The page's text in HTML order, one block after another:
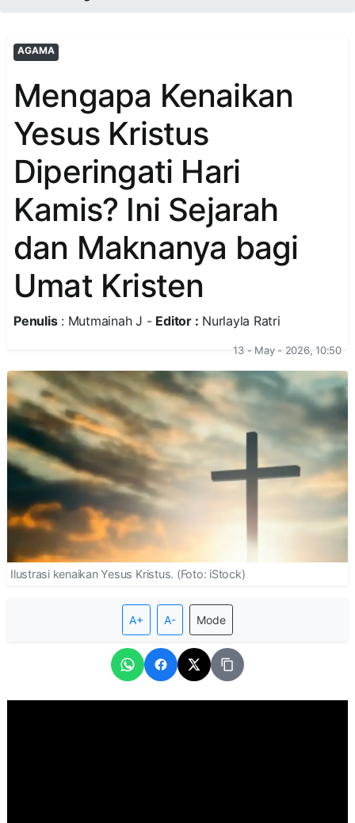
AGAMA
Mengapa Kenaikan
Yesus Kristus
Diperingati Hari
Kamis? Ini Sejarah
dan Maknanya bagi
Umat Kristen
Penulis: Mutmainah J - Editor : Nurlayla Ratri
13 - May - 2026, 10:50
Ilustrasi kenaikan Yesus Kristus. (Foto: iStock)
A+ A- Mode